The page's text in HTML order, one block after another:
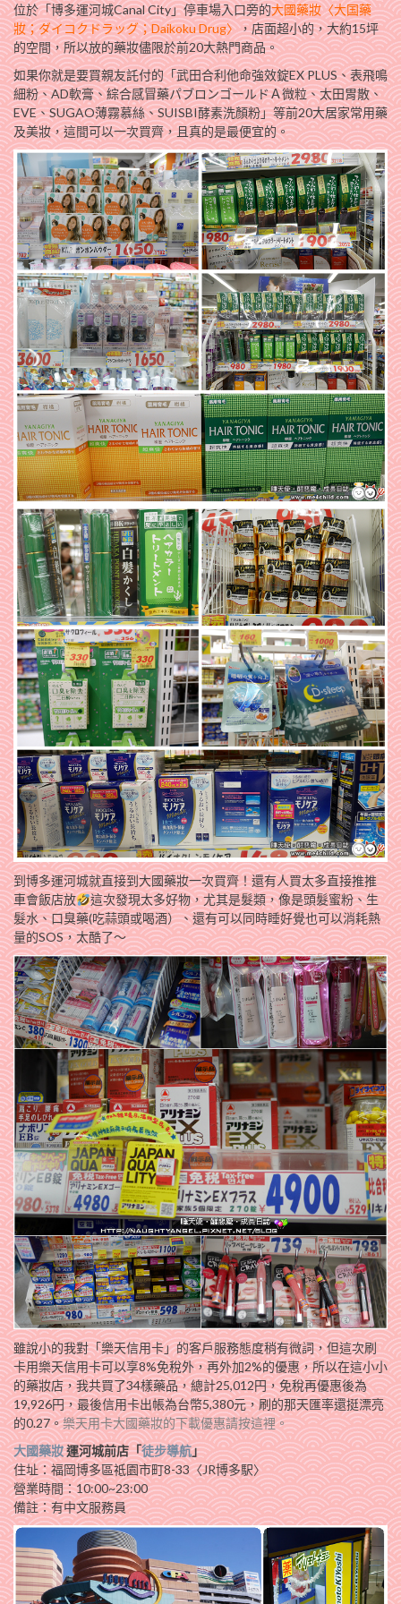
位於「博多運河城Canal City」停車場入口旁的大國藥妝〈大国藥
妝；ダイコクドラッグ；Daikoku Drug〉，店面超小的，大約15坪
的空間，所以放的藥妝儘限於前20大熱門商品。
如果你就是要買親友託付的「武田合利他命強效錠EX PLUS、表飛鳴
細粉、AD軟膏、綜合感冒藥パブロンゴールドＡ微粒、太田胃散、
EVE、SUGAO薄霧慕絲、SUISBI酵素洗顏粉」等前20大居家常用藥
及美妝，這間可以一次買齊，且真的是最便宜的。
到博多運河城就直接到大國藥妝一次買齊！還有人買太多直接推推
車會飯店放
這次發現太多好物，尤其是髮類，像是頭髮蜜粉、生
髮水、口臭藥(吃蒜頭或喝酒）、還有可以同時睡好覺也可以消耗熱
量的SOS，太酷了～
雖說小的我對「樂天信用卡」的客戶服務態度稍有微詞，但這次刷
卡用樂天信用卡可以享8%免稅外，再外加2%的優惠，所以在這小小
的藥妝店，我共買了34樣藥品，總計25,012円，免稅再優惠後為
19,926円，最後信用卡出帳為台幣5,380元，刷的那天匯率還挺漂亮
的0.27。樂天用卡大國藥妝的下載優惠請按這裡。
大國藥妝運河城前店「徒步導航」
住址：福岡博多區祗園市町8-33〈JR博多駅〉
營業時間：10:00~23:00
備註：有中文服務員